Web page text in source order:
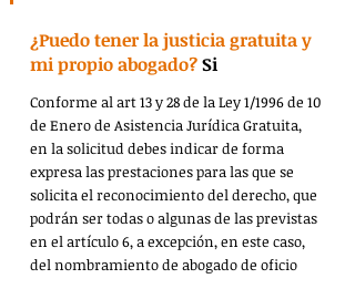
¿Puedo tener la justicia gratuita y
mi propio abogado?Si
Conforme al art 13 y 28 de la Ley 1/1996 de 10
de Enero de Asistencia Jurídica Gratuita,
en la solicitud debes indicar de forma
expresa las prestaciones para las que se
solicita el reconocimiento del derecho, que
podrán ser todas o algunas de las previstas
en el artículo 6, a excepción, en este caso,
del nombramiento de abogado de oficio